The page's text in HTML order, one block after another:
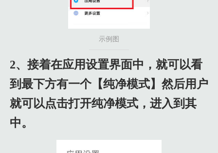
示例图
2、接着在应用设置界面中，就可以看
到最下方有一个【纯净模式】然后用户
就可以点击打开纯净模式，进入到其
中。